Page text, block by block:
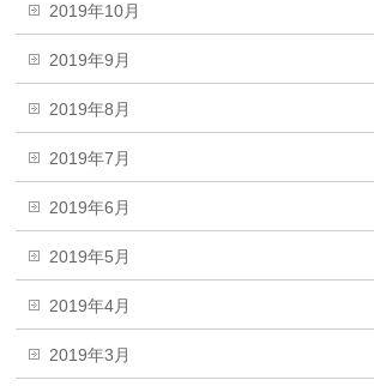
2019年10月
2019年9月
2019年8月
2019年7月
2019年6月
2019年5月
2019年4月
2019年3月